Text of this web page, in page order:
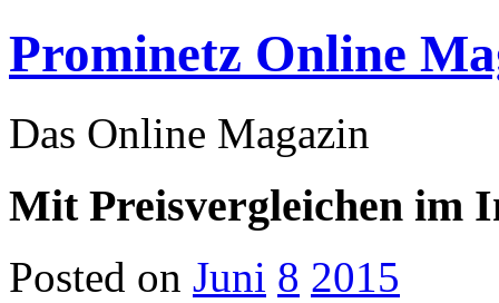
Prominetz Online
Das Online Magazin
Mit Preisvergleichen im
Posted on Juni 8 2015